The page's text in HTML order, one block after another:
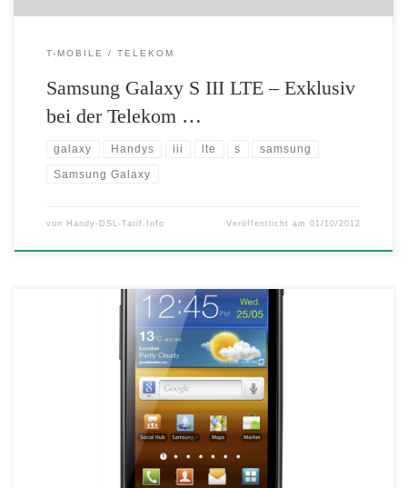
T-MOBILE TELEKOM
Samsung Galaxy S III LTE – Exklusiv
bei der Telekom …
galaxy Handys iii lte s samsung
Samsung Galaxy
von Handy-DSL-Tarif.Info Veröffentlicht am01/10/2012
Kabel Deutschland senkt Mobilfunk-Preise deutlich • Komplett-Flat:
Für nur 19,99 Euro im Monat im ersten Jahr in alle deutschen Netze
telefonieren und im Internet surfen • Laufzeittarif mit Smartphone für
nur 10 Euro monatlich mehr • Neues Android-Smartphone: Samsung
Galaxy Ace 2 Unterföhring, 4. September 2012 – Günstigere
Mobilfunk-Preise und […]